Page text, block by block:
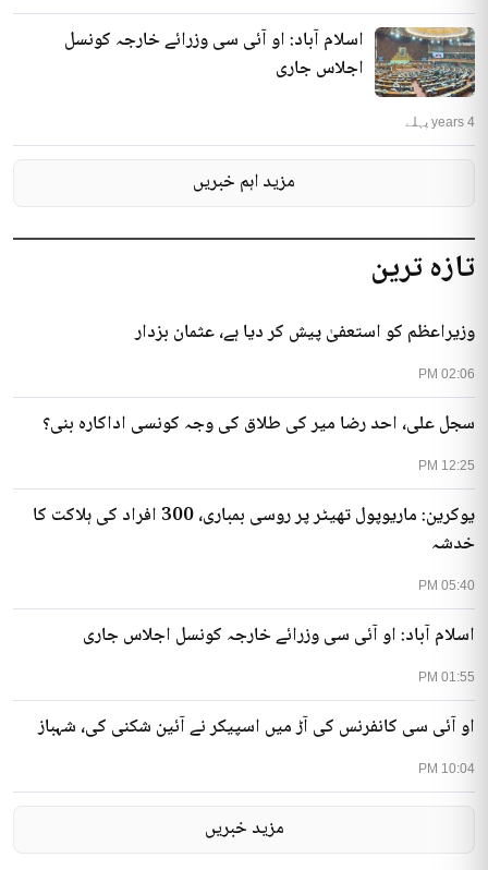
تازہ ترین
02:06 PM
وزیراعظم کو استعفیٰ پیش کر دیا ہے، عثمان بزدار
12:25 PM
سجل علی، احد رضا میر کی طلاق کی وجہ کونسی اداکارہ بنی؟
05:40 PM
یوکرین: ماریوپول تھیٹر پر روسی بمباری، 300 افراد کی ہلاکت کا
خدشہ
01:55 PM
اسلام آباد: او آئی سی وزرائے خارجہ کونسل اجلاس جاری
10:04 PM
او آئی سی کانفرنس کی آڑ میں اسپیکر نے آئین شکنی کی، شہباز
مزید خبریں
اسلام آباد: او آئی سی وزرائے خارجہ کونسل
اجلاس جاری
4 years پہلے
مزید اہم خبریں